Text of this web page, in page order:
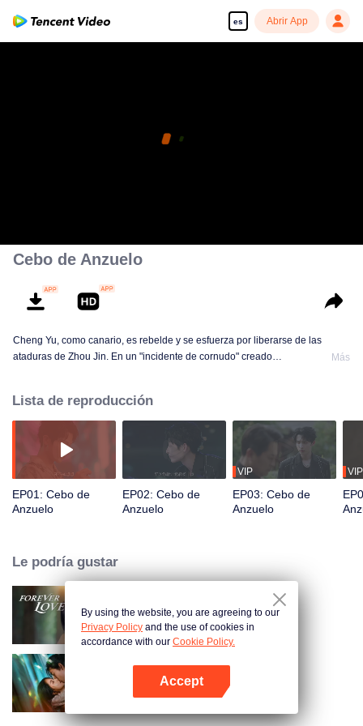
es Abrir App
Cebo de Anzuelo
Cheng Yu, como canario, es rebelde y se esfuerza por liberarse de las
ataduras de Zhou Jin. En un "incidente de cornudo" creado
salvar a la bella. Pei Zheng pasa de "mantener la calma" a "contraatacar".
Los dos se usan mutuamente, pero gradualmente se vuelven sinceros...
Más
Lista de reproducción
EP01: Cebo de
Anzuelo
EP02: Cebo de
Anzuelo
VIP
EP03: Cebo de
Anzuelo
VIP
Le podría gustar
Amor Eterno
Amando la Mentira
By using the website, you are agreeing to our
Privacy Policy and the use of cookies in
accordance with our Cookie Policy.
Accept